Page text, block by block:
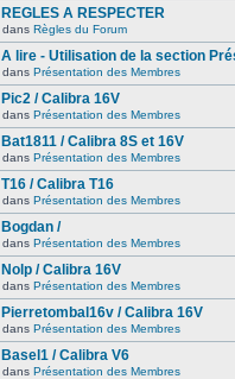
REGLES A RESPECTER
dans Règles du Forum
A lire - Utilisation de la section
dans Présentation des Membres
Pic2 / Calibra 16V
dans Présentation des Membres
Bat1811 / Calibra 8S et 16V
dans Présentation des Membres
T16 / Calibra T16
dans Présentation des Membres
Bogdan /
dans Présentation des Membres
Nolp / Calibra 16V
dans Présentation des Membres
Pierretombal16v / Calibra 16V
dans Présentation des Membres
Basel1 / Calibra V6
dans Présentation des Membres